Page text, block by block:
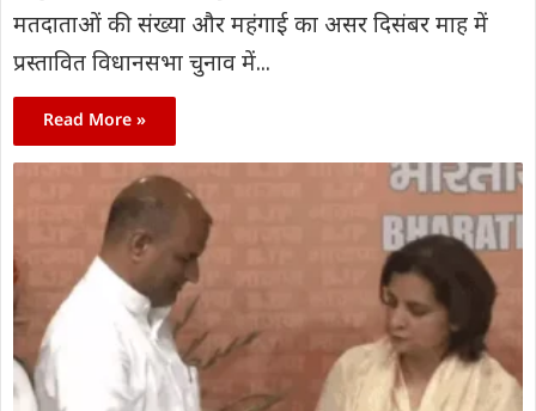
मतदाताओं की संख्या और महंगाई का असर दिसंबर माह में
प्रस्तावित विधानसभा चुनाव में...
Read More »